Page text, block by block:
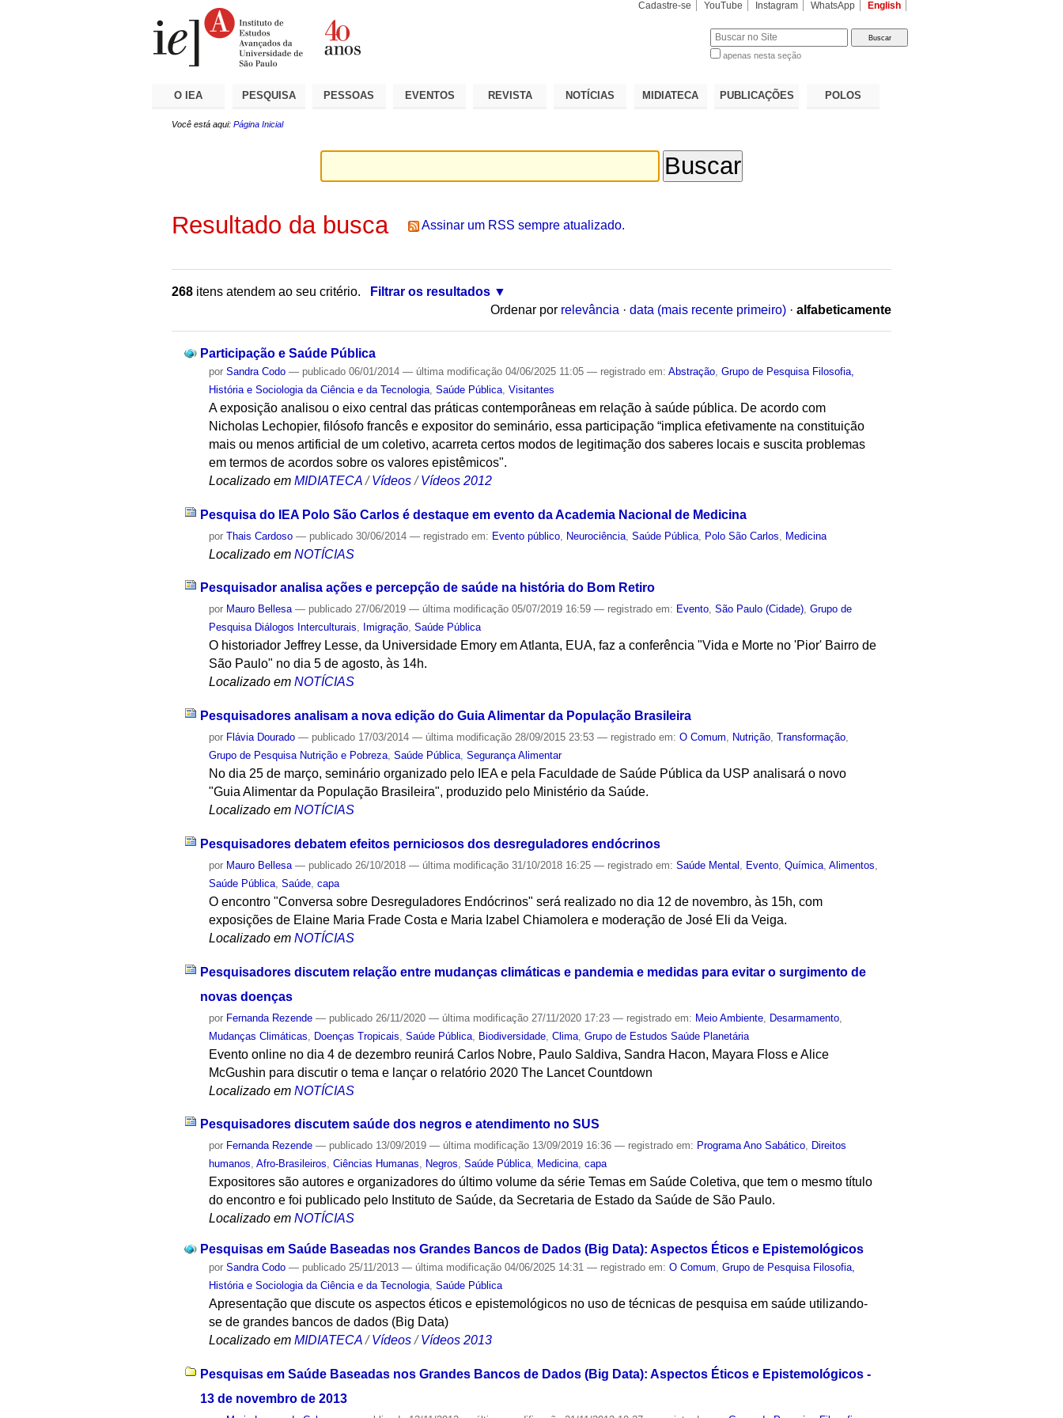
Cadastre-se YouTube Instagram WhatsApp English
apenas nesta seção
O IEA PESQUISA PESSOAS EVENTOS REVISTA NOTÍCIAS MIDIATECA PUBLICAÇÕES POLOS
Você está aqui: Página Inicial
Resultado da busca Assinar um RSS sempre atualizado.
268 itens atendem ao seu critério.
Filtrar os resultados
Ordenar por relevância · data (mais recente primeiro) · alfabeticamente
Participação e Saúde Pública
porSandra Codo — publicado 06/01/2014— última modificação 04/06/2025 11:05— registrado em:Abstração ,Grupo de Pesquisa Filosofia,
História e Sociologia da Ciência e da Tecnologia ,Saúde Pública ,Visitantes
A exposição analisou o eixo central das práticas contemporâneas em relação à saúde pública. De acordo com
Nicholas Lechopier, filósofo francês e expositor do seminário, essa participação “implica efetivamente na constituição
mais ou menos artificial de um coletivo, acarreta certos modos de legitimação dos saberes locais e suscita problemas
em termos de acordos sobre os valores epistêmicos".
Localizado em MIDIATECA /Vídeos /Vídeos 2012
Pesquisa do IEA Polo São Carlos é destaque em evento da Academia Nacional de Medicina
porThais Cardoso — publicado 30/06/2014— registrado em: Evento público Neurociência ,Saúde Pública Polo São Carlos Medicina
Localizado em NOTÍCIAS
Pesquisador analisa ações e percepção de saúde na história do Bom Retiro
por Mauro Bellesa — publicado 27/06/2019— última modificação 05/07/2019 16:59— registrado em: Evento,São Paulo (Cidade),Grupo de
Pesquisa Diálogos Interculturais, Imigração,Saúde Pública
O historiador Jeffrey Lesse, da Universidade Emory em Atlanta, EUA, faz a conferência "Vida e Morte no 'Pior' Bairro de
São Paulo" no dia 5 de agosto, às 14h.
Localizado em NOTÍCIAS
Pesquisadores analisam a nova edição do Guia Alimentar da População Brasileira
por Flávia Dourado — publicado 17/03/2014— última modificação 28/09/2015 23:53— registrado em:O Comum, Nutrição,Transformação,
Grupo de Pesquisa Nutrição e Pobreza,Saúde Pública,Segurança Alimentar
No dia 25 de março, seminário organizado pelo IEA e pela Faculdade de Saúde Pública da USP analisará o novo
"Guia Alimentar da População Brasileira", produzido pelo Ministério da Saúde.
Localizado em NOTÍCIAS
Pesquisadores debatem efeitos perniciosos dos desreguladores endócrinos
por Mauro Bellesa — publicado 26/10/2018— última modificação 31/10/2018 16:25— registrado em:Saúde Mental Evento ,Química ,Alimentos
Saúde Pública ,Saúde ,capa
O encontro "Conversa sobre Desreguladores Endócrinos" será realizado no dia 12 de novembro, às 15h, com
exposições de Elaine Maria Frade Costa e Maria Izabel Chiamolera e moderação de José Eli da Veiga.
Localizado em NOTÍCIAS
Pesquisadores discutem relação entre mudanças climáticas e pandemia e medidas para evitar o surgimento de
novas doenças
por Fernanda Rezende — publicado 26/11/2020— última modificação 27/11/2020 17:23— registrado em: Meio Ambiente Desarmamento
Mudanças Climáticas
Doenças Tropicais ,Saúde Pública Biodiversidade ,Clima ,Grupo de Estudos Saúde Planetária
Evento online no dia 4 de dezembro reunirá Carlos Nobre, Paulo Saldiva, Sandra Hacon, Mayara Floss e Alice
McGushin para discutir o tema e lançar o relatório 2020 The Lancet Countdown
Localizado em NOTÍCIAS
Pesquisadores discutem saúde dos negros e atendimento no SUS
por Fernanda Rezende — publicado 13/09/2019— última modificação 13/09/2019 16:36— registrado em: Programa Ano Sabático, Direitos
humanos,Afro-Brasileiros,Ciências Humanas, Negros,Saúde Pública, Medicina,capa
Expositores são autores e organizadores do último volume da série Temas em Saúde Coletiva, que tem o mesmo título
do encontro e foi publicado pelo Instituto de Saúde, da Secretaria de Estado da Saúde de São Paulo.
Localizado em NOTÍCIAS
Pesquisas em Saúde Baseadas nos Grandes Bancos de Dados (Big Data): Aspectos Éticos e Epistemológicos
porSandra Codo — publicado 25/11/2013— última modificação 04/06/2025 14:31— registrado em:O Comum ,Grupo de Pesquisa Filosofia,
História e Sociologia da Ciência e da Tecnologia ,Saúde Pública
Apresentação que discute os aspectos éticos e epistemológicos no uso de técnicas de pesquisa em saúde utilizando-
se de grandes bancos de dados (Big Data)
Localizado em MIDIATECA /Vídeos /Vídeos 2013
Pesquisas em Saúde Baseadas nos Grandes Bancos de Dados (Big Data): Aspectos Éticos e Epistemológicos -
13 de novembro de 2013